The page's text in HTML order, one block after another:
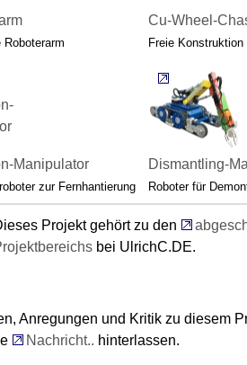
Roboterarm
Cu-Wheel-
Freie Konstruktion
Manipulator
zur Fernhantierung
Dismantling-
Roboter für
Projekt gehört zu den
bei UlrichC.DE.
Anregungen und Kritik zu diesem
Nachricht.. hinterlassen.